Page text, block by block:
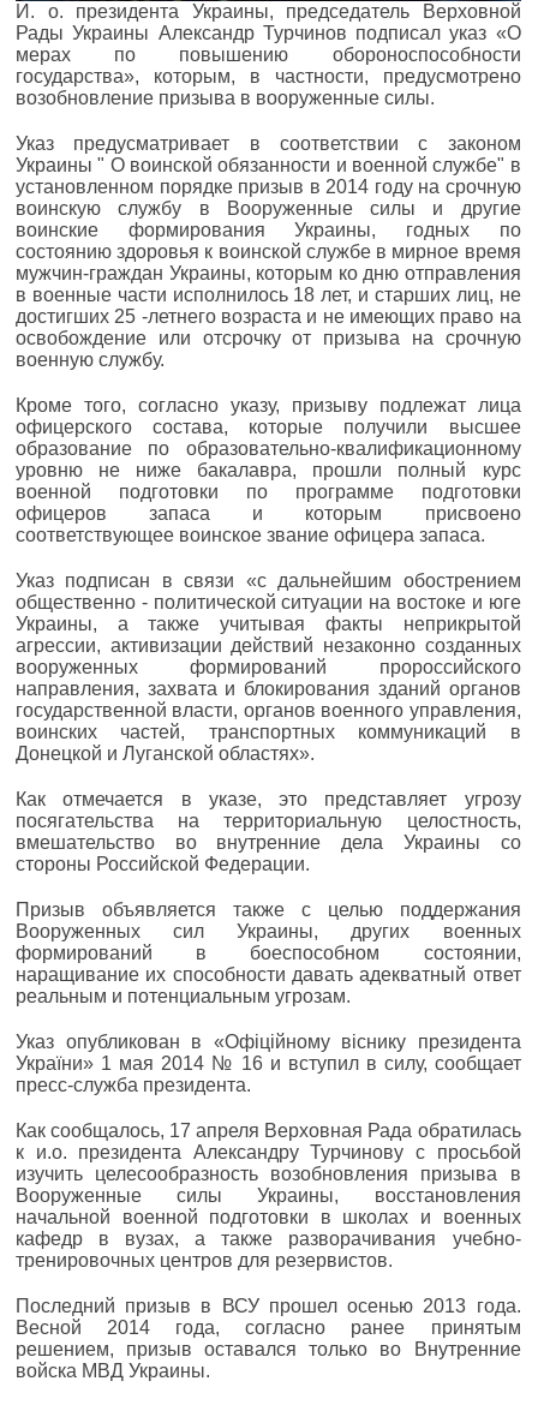
И. о. президента Украины, председатель Верховной
Рады Украины Александр Турчинов подписал указ «О
мерах по повышению обороноспособности
государства», которым, в частности, предусмотрено
возобновление призыва в вооруженные силы.
Указ предусматривает в соответствии с законом
Украины " О воинской обязанности и военной службе" в
установленном порядке призыв в 2014 году на срочную
воинскую службу в Вооруженные силы и другие
воинские формирования Украины, годных по
состоянию здоровья к воинской службе в мирное время
мужчин-граждан Украины, которым ко дню отправления
в военные части исполнилось 18 лет, и старших лиц, не
достигших 25 -летнего возраста и не имеющих право на
освобождение или отсрочку от призыва на срочную
военную службу.
Кроме того, согласно указу, призыву подлежат лица
офицерского состава, которые получили высшее
образование по образовательно-квалификационному
уровню не ниже бакалавра, прошли полный курс
военной подготовки по программе подготовки
офицеров запаса и которым присвоено
соответствующее воинское звание офицера запаса.
Указ подписан в связи «с дальнейшим обострением
общественно - политической ситуации на востоке и юге
Украины, а также учитывая факты неприкрытой
агрессии, активизации действий незаконно созданных
вооруженных формирований пророссийского
направления, захвата и блокирования зданий органов
государственной власти, органов военного управления,
воинских частей, транспортных коммуникаций в
Донецкой и Луганской областях».
Как отмечается в указе, это представляет угрозу
посягательства на территориальную целостность,
вмешательство во внутренние дела Украины со
стороны Российской Федерации.
Призыв объявляется также с целью поддержания
Вооруженных сил Украины, других военных
формирований в боеспособном состоянии,
наращивание их способности давать адекватный ответ
реальным и потенциальным угрозам.
Указ опубликован в «Офіційному віснику президента
України» 1 мая 2014 № 16 и вступил в силу, сообщает
пресс-служба президента.
Как сообщалось, 17 апреля Верховная Рада обратилась
к и.о. президента Александру Турчинову с просьбой
изучить целесообразность возобновления призыва в
Вооруженные силы Украины, восстановления
начальной военной подготовки в школах и военных
кафедр в вузах, а также разворачивания учебно-
тренировочных центров для резервистов.
Последний призыв в ВСУ прошел осенью 2013 года.
Весной 2014 года, согласно ранее принятым
решением, призыв оставался только во Внутренние
войска МВД Украины.